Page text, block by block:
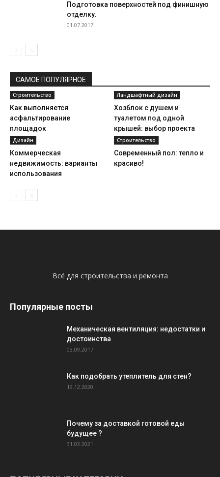
Подготовка поверхностей под финишную
отделку.
01.07.2017
САМОЕ ПОПУЛЯРНОЕ
Строительство
Как выполняется
асфальтирование
площадок
Ландшафтный дизайн
Хозблок с душем и
туалетом под одной
крышей: выбор проекта
Дизайн
Коммерческая
недвижимость: варианты
использования
Строительство
Современный пол: тепло и
красиво!
Всё для строительства и ремонта
Популярные посты
Механическая вентиляция: недостатки и
достоинства
03.09.2017
Как подобрать утеплитель для стен?
19.12.2020
Почему за доставкой готовой еды
будущее ?
31.03.2021